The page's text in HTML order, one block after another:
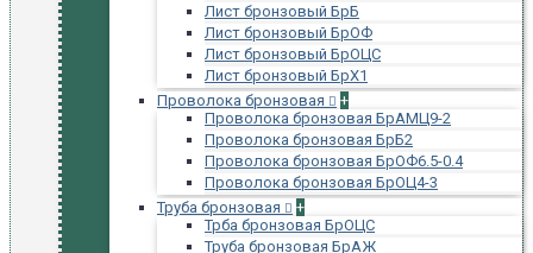
Лист бронзовый БрБ
Лист бронзовый БрОФ
Лист бронзовый БрОЦС
Лист бронзовый БрХ1
Проволока бронзовая
+
Проволока бронзовая БрАМЦ9-2
Проволока бронзовая БрБ2
Проволока бронзовая БрОФ6.5-0.4
Проволока бронзовая БрОЦ4-3
Труба бронзовая
+
Трба бронзовая БрОЦС
Труба бронзовая БрАЖ